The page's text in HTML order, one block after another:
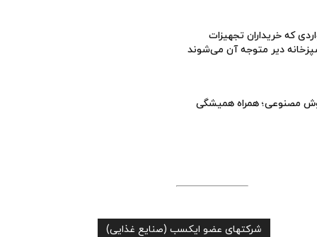
که خریداران تجهیزات
دیر متوجه آن می‌شوند
مصنوعی؛ همراه همیشگی
شرکتهای عضو ایکسب (صنایع غذایی)